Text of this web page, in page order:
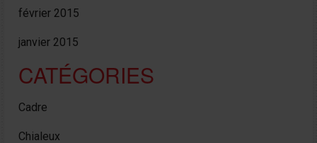
février 2015
janvier 2015
CATÉGORIES
Cadre
Chialeux